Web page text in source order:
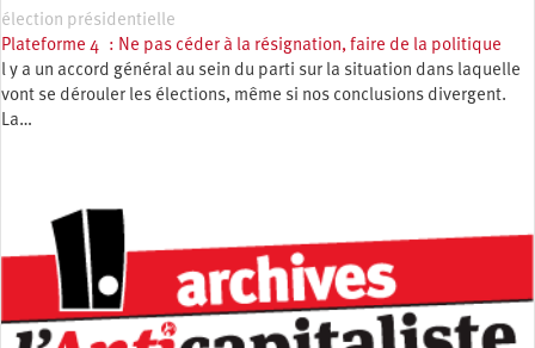
élection présidentielle
Plateforme 4 : Ne pas céder à la résignation, faire de la politique
l y a un accord général au sein du parti sur la situation dans laquelle
vont se dérouler les élections, même si nos conclusions divergent.
La…